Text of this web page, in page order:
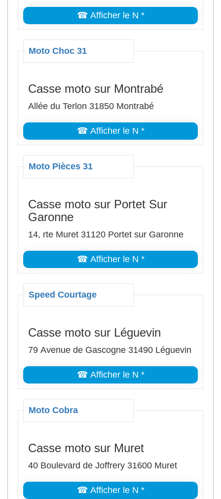
☎ Afficher le N *
Moto Choc 31
Casse moto sur Montrabé
Allée du Terlon 31850 Montrabé
☎ Afficher le N *
Moto Pièces 31
Casse moto sur Portet Sur
Garonne
14, rte Muret 31120 Portet sur Garonne
☎ Afficher le N *
Speed Courtage
Casse moto sur Léguevin
79 Avenue de Gascogne 31490 Léguevin
☎ Afficher le N *
Moto Cobra
Casse moto sur Muret
40 Boulevard de Joffrery 31600 Muret
☎ Afficher le N *